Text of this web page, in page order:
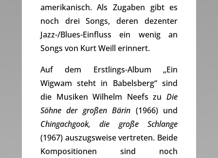
amerikanisch. Als Zugaben gibt es
noch drei Songs, deren dezenter
Jazz-/Blues-Einfluss ein wenig an
Songs von Kurt Weill erinnert.
Auf dem Erstlings-Album „Ein
Wigwam steht in Babelsberg“ sind
die Musiken Wilhelm Neefs zuDie
Söhne der großen Bärin (1966) und
Chingachgook, die große Schlange
(1967) auszugsweise vertreten. Beide
Kompositionen sind noch